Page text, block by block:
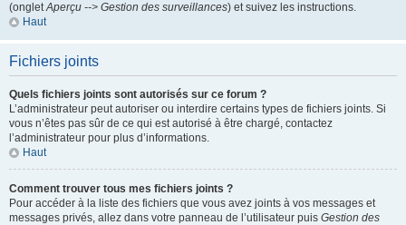
(ongletAperçu --> Gestion des surveillances) et suivez les instructions.
Haut
Fichiers joints
Quels fichiers joints sont autorisés sur ce forum ?
L’administrateur peut autoriser ou interdire certains types de fichiers joints. Si
vous n’êtes pas sûr de ce qui est autorisé à être chargé, contactez
l’administrateur pour plus d’informations.
Haut
Comment trouver tous mes fichiers joints ?
Pour accéder à la liste des fichiers que vous avez joints à vos messages et
messages privés, allez dans votre panneau de l’utilisateur puis Gestion des